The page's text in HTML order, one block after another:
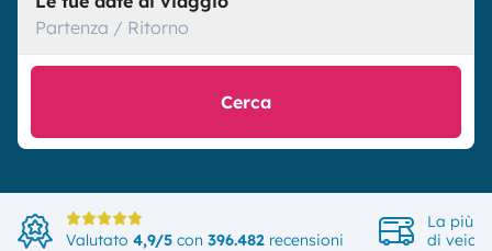
Partenza / Ritorno
Cerca
Valutato 4,9/5 con 396.482 recensioni
La più
di